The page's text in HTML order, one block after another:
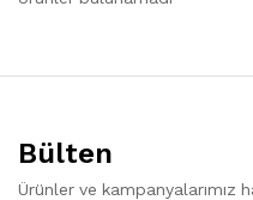
Bülten
Ürünler ve kampanyalarımız